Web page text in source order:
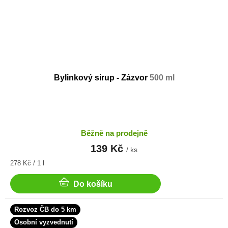
Bylinkový sirup - Zázvor 500 ml
Běžně na prodejně
139 Kč / ks
Měrná
278 Kč / 1 l
Do košíku
Rozvoz ČB do 5 km
Osobní vyzvednutí